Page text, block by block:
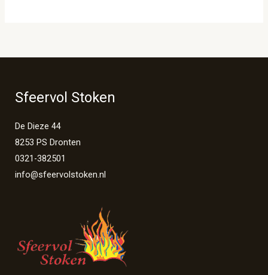
Sfeervol Stoken
De Dieze 44
8253 PS Dronten
0321-382501
info@sfeervolstoken.nl